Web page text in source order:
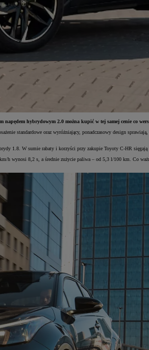
napędem hybrydowym 2.0 można kupić w tej samej cenie co
standardowe oraz wyróżniający, ponadczasowy design
1.8. W sumie rabaty i korzyści przy zakupie Toyoty C-HR sięgają
wynosi 8,2 s, a średnie zużycie paliwa – od 5,3 l/100 km. Co